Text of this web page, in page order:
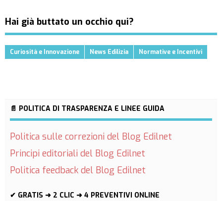
Hai già buttato un occhio qui?
Curiosità e Innovazione News Edilizia Normative e Incentivi
📄 POLITICA DI TRASPARENZA E LINEE GUIDA
Politica sulle correzioni del Blog Edilnet
Principi editoriali del Blog Edilnet
Politica feedback del Blog Edilnet
✔ GRATIS ➜ 2 CLIC ➜ 4 PREVENTIVI ONLINE